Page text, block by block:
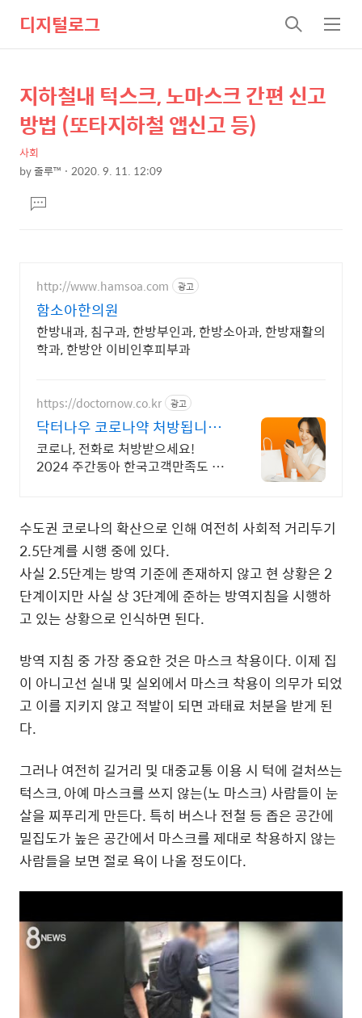
디지털로그
검
색
메
뉴
상
세
컨
텐
본
제
목
지하철내 턱스크, 노마스크 간편 신고
방법 (또타지하철 앱신고 등)
사회
by줄루™ 2020. 9. 11. 12:09
문댓
글
http://www.hamsoa.com 광고
함소아한의원
한방내과, 침구과, 한방부인과, 한방소아과, 한방재활의
학과, 한방안 이비인후피부과
https://doctornow.co.kr 광고
닥터나우 코로나약 처방됩니다
365일 24시간 진료가능
코로나, 전화로 처방받으세요!
2024 주간동아 한국고객만족도 비
수도권 코로나의 확산으로 인해 여전히 사회적 거리두기
2.5단계를 시행 중에 있다.
사실 2.5단계는 방역 기준에 존재하지 않고 현 상황은 2
단계이지만 사실 상 3단계에 준하는 방역지침을 시행하
고 있는 상황으로 인식하면 된다.
방역 지침 중 가장 중요한 것은 마스크 착용이다. 이제 집
이 아니고선 실내 및 실외에서 마스크 착용이 의무가 되었
고 이를 지키지 않고 적발이 되면 과태료 처분을 받게 된
다.
그러나 여전히 길거리 및 대중교통 이용 시 턱에 걸처쓰는
턱스크, 아예 마스크를 쓰지 않는(노 마스크) 사람들이 눈
살을 찌푸리게 만든다. 특히 버스나 전철 등 좁은 공간에
밀집도가 높은 공간에서 마스크를 제대로 착용하지 않는
사람들을 보면 절로 욕이 나올 정도이다.